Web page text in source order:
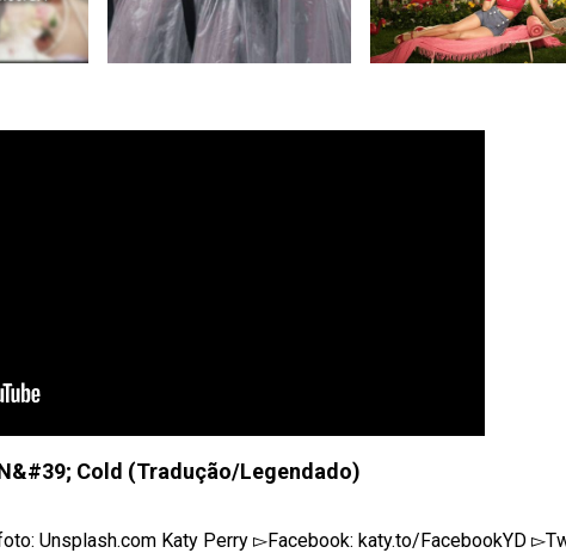
Cold (Tradução/Legendado)
Unsplash.com Katy Perry ▻Facebook: katy.to/FacebookYD